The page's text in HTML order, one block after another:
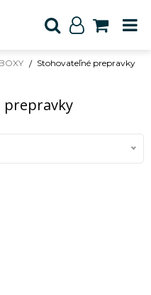
Stohovateľné prepravky
prepravky